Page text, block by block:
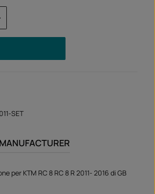
inserisci la quantità
SET
MANUFACTURER
per KTM RC 8 RC 8 R 2011- 2016 di GB